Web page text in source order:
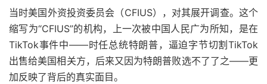
当时美国外资投资委员会（CFIUS），对其展开调查。这个
缩写为“CFIUS”的机构，上一次被中国人民广为所知，是在
TikTok事件中——时任总统特朗普，逼迫字节切割TikTok
出售给美国相关方，后来又因为特朗普败选不了了之——更
加反映了背后的真实面目。